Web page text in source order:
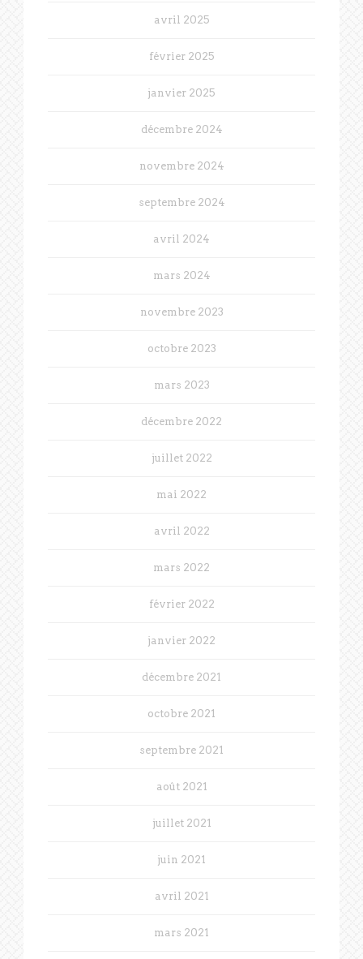
avril 2025
février 2025
janvier 2025
décembre 2024
novembre 2024
septembre 2024
avril 2024
mars 2024
novembre 2023
octobre 2023
mars 2023
décembre 2022
juillet 2022
mai 2022
avril 2022
mars 2022
février 2022
janvier 2022
décembre 2021
octobre 2021
septembre 2021
août 2021
juillet 2021
juin 2021
avril 2021
mars 2021